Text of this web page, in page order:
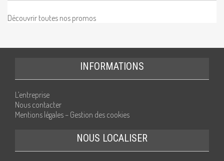
Découvrir toutes nos promos
INFORMATIONS
L’entreprise
Nous contacter
Mentions légales – Gestion des cookies
NOUS LOCALISER